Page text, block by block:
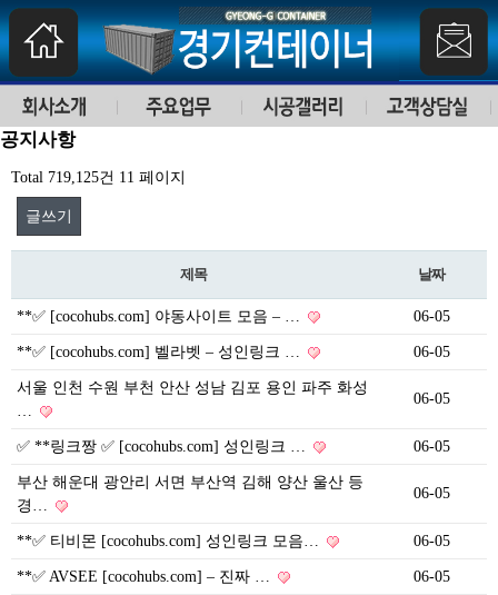
공지사항
Total 719,125건 11 페이지
글쓰기
제목 날짜
**✅ [cocohubs.com] 야동사이트 모음 – … 06-05
**✅ [cocohubs.com] 벨라벳 – 성인링크 … 06-05
서울 인천 수원 부천 안산 성남 김포 용인 파주 화성
…
06-05
✅ **링크짱 ✅ [cocohubs.com] 성인링크 … 06-05
부산 해운대 광안리 서면 부산역 김해 양산 울산 등
경…
06-05
**✅ 티비몬 [cocohubs.com] 성인링크 모음… 06-05
**✅ AVSEE [cocohubs.com] – 진짜 … 06-05